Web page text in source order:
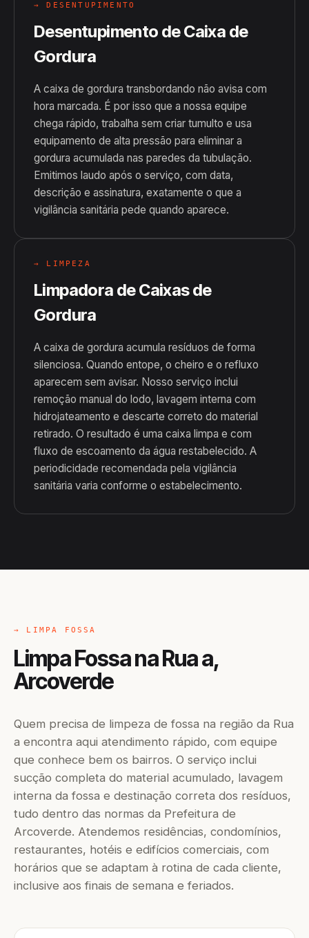
→ DESENTUPIMENTO
Desentupimento de Caixa de
Gordura
A caixa de gordura transbordando não avisa com
hora marcada. É por isso que a nossa equipe
chega rápido, trabalha sem criar tumulto e usa
equipamento de alta pressão para eliminar a
gordura acumulada nas paredes da tubulação.
Emitimos laudo após o serviço, com data,
descrição e assinatura, exatamente o que a
vigilância sanitária pede quando aparece.
→ LIMPEZA
Limpadora de Caixas de
Gordura
A caixa de gordura acumula resíduos de forma
silenciosa. Quando entope, o cheiro e o refluxo
aparecem sem avisar. Nosso serviço inclui
remoção manual do lodo, lavagem interna com
hidrojateamento e descarte correto do material
retirado. O resultado é uma caixa limpa e com
fluxo de escoamento da água restabelecido. A
periodicidade recomendada pela vigilância
sanitária varia conforme o estabelecimento.
→ LIMPA FOSSA
Limpa Fossa na Rua a,
Arcoverde
Quem precisa de limpeza de fossa na região da Rua
a encontra aqui atendimento rápido, com equipe
que conhece bem os bairros. O serviço inclui
sucção completa do material acumulado, lavagem
interna da fossa e destinação correta dos resíduos,
tudo dentro das normas da Prefeitura de
Arcoverde. Atendemos residências, condomínios,
restaurantes, hotéis e edifícios comerciais, com
horários que se adaptam à rotina de cada cliente,
inclusive aos finais de semana e feriados.